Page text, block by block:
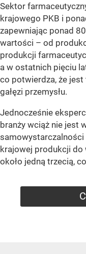
Sektor
krajowego PKB i
zapewniając ponad
wartości – od
produkcji
a w ostatnich pięciu
co potwierdza, że
gałęzi przemysłu.
Jednocześnie
branży wciąż nie jest
samowystarczalności
krajowej produkcji do
około jedną trzecią,